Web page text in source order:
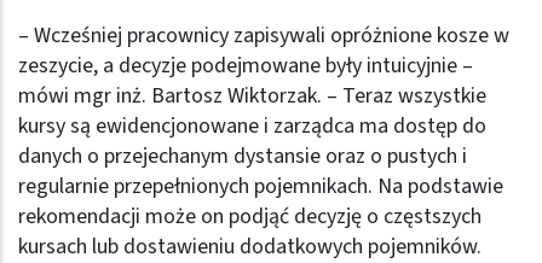
– Wcześniej pracownicy zapisywali opróżnione kosze w
zeszycie, a decyzje podejmowane były intuicyjnie –
mówi mgr inż. Bartosz Wiktorzak. – Teraz wszystkie
kursy są ewidencjonowane i zarządca ma dostęp do
danych o przejechanym dystansie oraz o pustych i
regularnie przepełnionych pojemnikach. Na podstawie
rekomendacji może on podjąć decyzję o częstszych
kursach lub dostawieniu dodatkowych pojemników.